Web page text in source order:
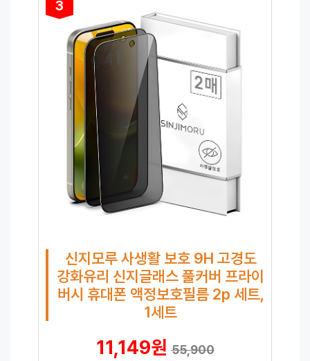
3
신지모루 사생활 보호 9H 고경도
강화유리 신지글래스 풀커버 프라이
버시 휴대폰 액정보호필름 2p 세트,
1세트
11,149원55,900